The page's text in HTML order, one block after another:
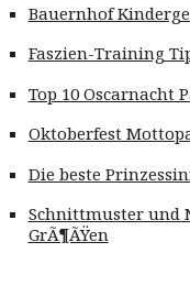
Bauernhof
Faszien-Training
Top 10 Oscarnacht
Oktoberfest
Die beste
Schnittmuster und
GrÃ¶ÃŸen